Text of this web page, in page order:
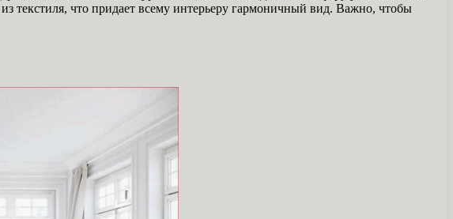
текстиля, что придает всему интерьеру гармоничный вид. Важно, чтобы